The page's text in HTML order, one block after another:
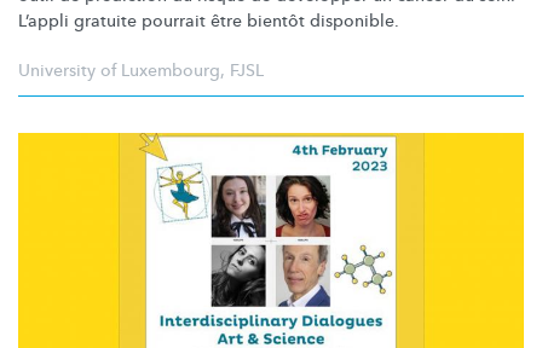
L’appli gratuite pourrait être bientôt disponible.
University of Luxembourg, FJSL